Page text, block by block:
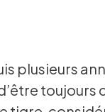
plusieurs
toujours